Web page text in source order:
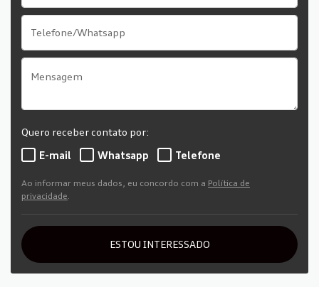
Quero receber contato por:
E-mail
Whatsapp Telefone
Ao informar meus dados, eu concordo com a Política de
privacidade
ESTOU INTERESSADO